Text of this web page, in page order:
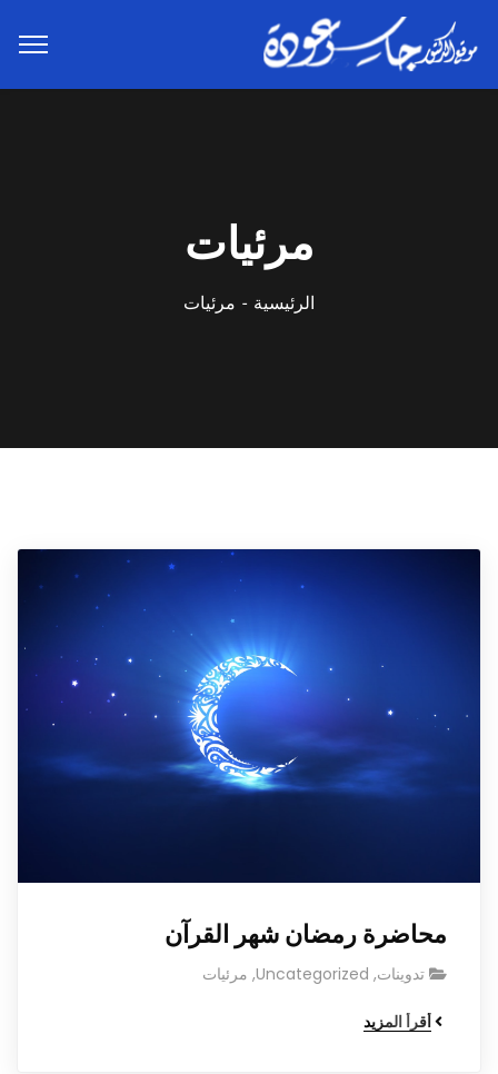
مرئيات
الرئيسية مرئيات
محاضرة رمضان شهر القرآن
تدوينات,
Uncategorized
, مرئيات
أقرأ المزيد